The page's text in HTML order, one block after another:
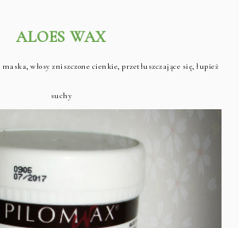
ALOES WAX
włosy zniszczone cienkie, przetłuszczające się, łupież
suchy